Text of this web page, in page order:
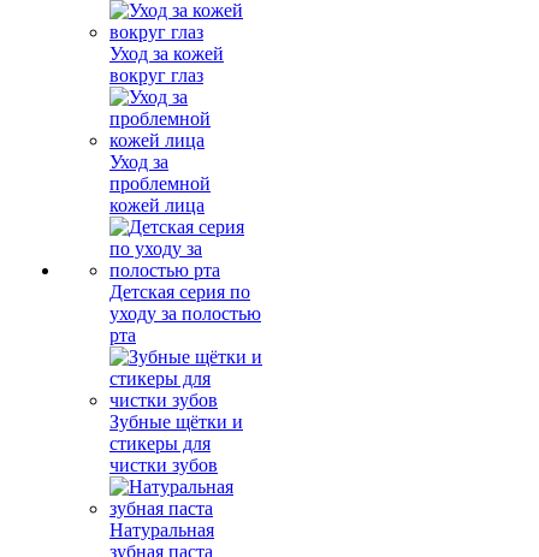
Уход за кожей
вокруг глаз
Уход за
проблемной
кожей лица
Детская серия по
уходу за полостью
рта
Зубные щётки и
стикеры для
чистки зубов
Натуральная
зубная паста